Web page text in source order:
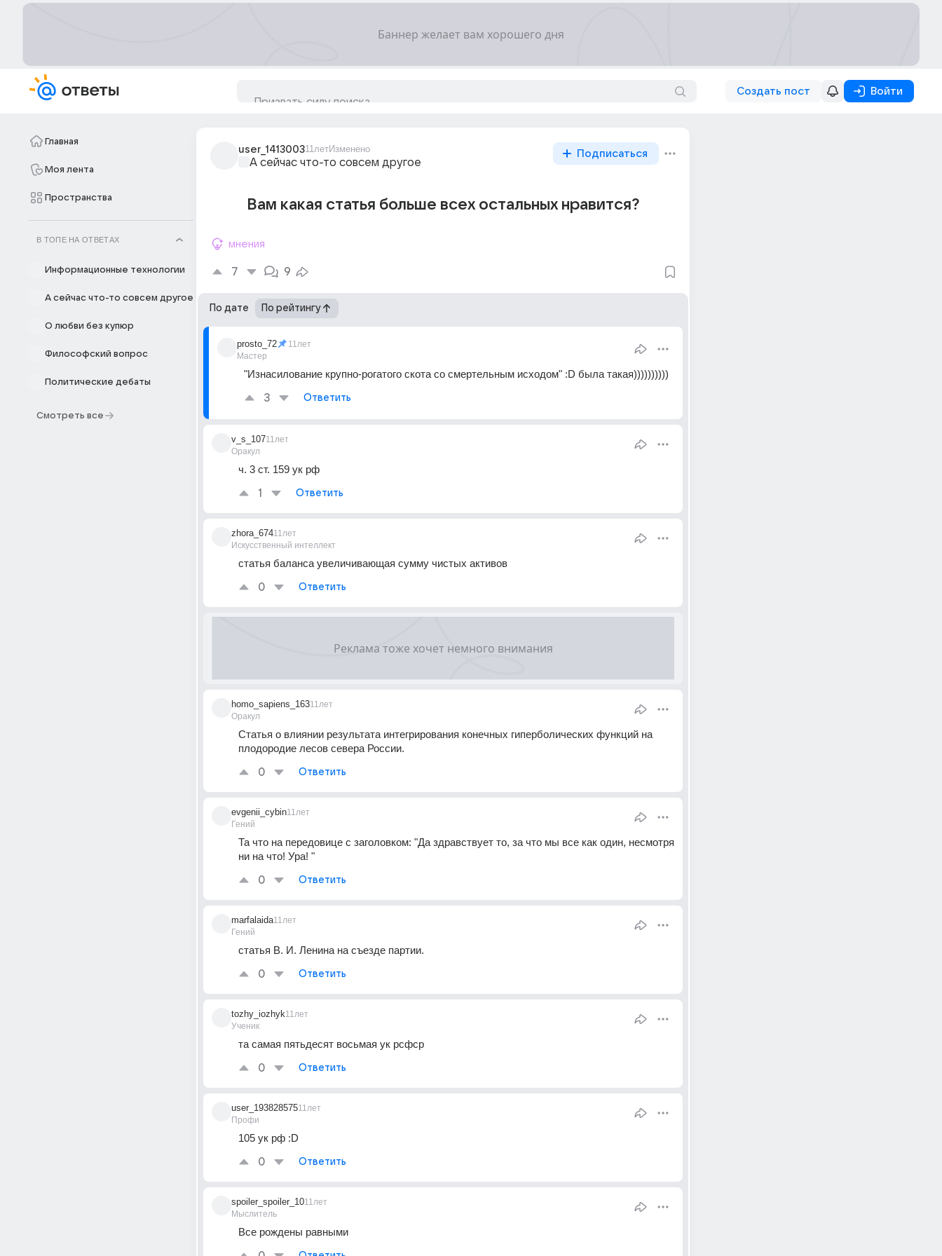
Создать пост Войти
Главная
Моя лента
Пространства
В ТОПЕ НА ОТВЕТАХ
Информационные технологии
А сейчас что-то совсем другое
О любви без купюр
Философский вопрос
Политические дебаты
Смотреть все
user_141300311летИзменено
А сейчас что-то совсем другое
Подписаться
Вам какая статья больше всех остальных нравится?
мнения
7 9
По дате По рейтингу
prosto_72
Мастер
11лет
"Изнасилование крупно-рогатого скота со смертельным исходом" :D была такая))))))))))
3 Ответить
v_s_107
Оракул
11лет
ч. 3 ст. 159 ук рф
1 Ответить
zhora_674
Искусственный интеллект
11лет
статья баланса увеличивающая сумму чистых активов
0 Ответить
homo_sapiens_163
Оракул
11лет
Статья о влиянии результата интегрирования конечных гиперболических функций на
плодородие лесов севера России.
0 Ответить
evgenii_cybin
Гений
11лет
Та что на передовице с заголовком: "Да здравствует то, за что мы все как один, несмотря
ни на что! Ура! "
0 Ответить
marfalaida
Гений
11лет
статья В. И. Ленина на съезде партии.
0 Ответить
tozhy_iozhyk
Ученик
11лет
та самая пятьдесят восьмая ук рсфср
0 Ответить
user_193828575
Профи
11лет
105 ук рф :D
0 Ответить
spoiler_spoiler_10
Мыслитель
11лет
Все рождены равными